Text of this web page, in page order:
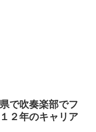
で吹奏楽部でフ
２年のキャリア